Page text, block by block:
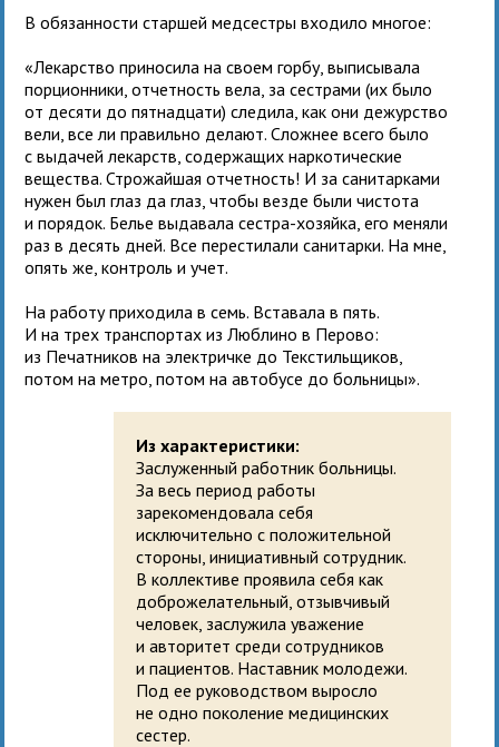
В обязанности старшей медсестры входило многое:
«Лекарство приносила на своем горбу, выписывала
порционники, отчетность вела, за сестрами (их было
от десяти до пятнадцати) следила, как они дежурство
вели, все ли правильно делают. Сложнее всего было
с выдачей лекарств, содержащих наркотические
вещества. Строжайшая отчетность! И за санитарками
нужен был глаз да глаз, чтобы везде были чистота
и порядок. Белье выдавала сестра-хозяйка, его меняли
раз в десять дней. Все перестилали санитарки. На мне,
опять же, контроль и учет.
На работу приходила в семь. Вставала в пять.
И на трех транспортах из Люблино в Перово:
из Печатников на электричке до Текстильщиков,
потом на метро, потом на автобусе до больницы».
Из характеристики:
Заслуженный работник больницы.
За весь период работы
зарекомендовала себя
исключительно с положительной
стороны, инициативный сотрудник.
В коллективе проявила себя как
доброжелательный, отзывчивый
человек, заслужила уважение
и авторитет среди сотрудников
и пациентов. Наставник молодежи.
Под ее руководством выросло
не одно поколение медицинских
сестер.